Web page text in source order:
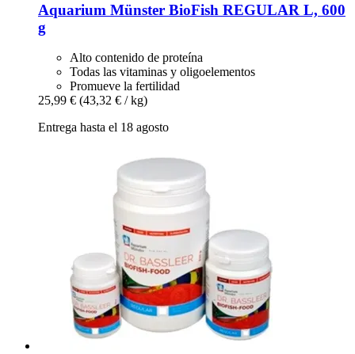
Aquarium Münster BioFish REGULAR L, 600
g
Alto contenido de proteína
Todas las vitaminas y oligoelementos
Promueve la fertilidad
25,99 € (43,32 € / kg)
Entrega hasta el 18 agosto